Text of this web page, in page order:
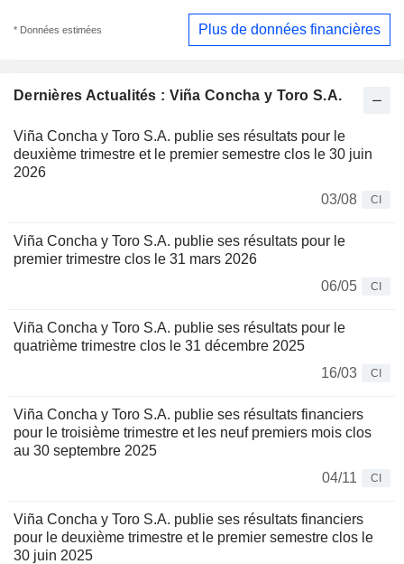
Dernières Actualités : Viña Concha y Toro S.A.
Viña Concha y Toro S.A. publie ses résultats pour le
deuxième trimestre et le premier semestre clos le 30 juin
2026
03/08
CI
Viña Concha y Toro S.A. publie ses résultats pour le
premier trimestre clos le 31 mars 2026
06/05
CI
Viña Concha y Toro S.A. publie ses résultats pour le
quatrième trimestre clos le 31 décembre 2025
16/03
CI
Viña Concha y Toro S.A. publie ses résultats financiers
pour le troisième trimestre et les neuf premiers mois clos
au 30 septembre 2025
04/11
CI
Viña Concha y Toro S.A. publie ses résultats financiers
pour le deuxième trimestre et le premier semestre clos le
30 juin 2025
* Données estimées Plus de données financières